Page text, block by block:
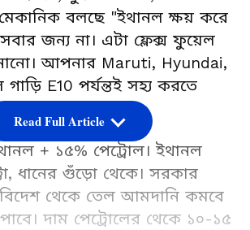
বলছে "ইথানল ক্ষয় করে
জন্য না। এটা ফ্লেক্স ফুয়েল
আপনার Maruti, Hyundai,
E10 পর্যন্তই সহ্য করতে
+ ১৫% পেট্রোল। ইথানল
ধানের গুঁড়ো থেকে। সরকার
বিদেশ থেকে তেল আমদানি কমবে
দাম পেট্রোলের থেকে ১০-১৫
Read Full Article